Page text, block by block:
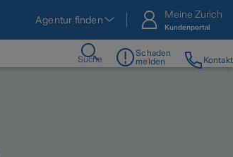
Agentur finden Meine Zurich
Kundenportal
Suche
Schaden
melden
Kontakt